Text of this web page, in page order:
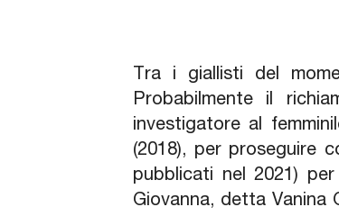
Tra i giallisti del
Probabilmente il
investigatore al
(2018), per proseguire
pubblicati nel 2021)
Giovanna, detta Vanina